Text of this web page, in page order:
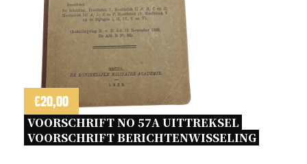
€20,00
VOORSCHRIFT NO 57A UITTREKSEL
VOORSCHRIFT BERICHTENWISSELING